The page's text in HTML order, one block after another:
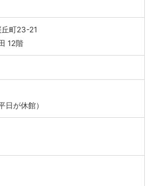
町23-21
12階
日が休館）